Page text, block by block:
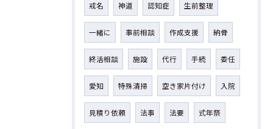
戒名 神道 認知症 生前整理
一緒に 事前相談 作成支援 納骨
終活相談 施設 代行 手続 委任
愛知 特殊清掃 空き家片付け 入院
見積り依頼 法事 法要 式年祭